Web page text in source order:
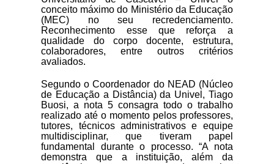
Consulta Pública de Diplomas
Biblioteca Univel
conceito máximo do Ministério da Educação
(MEC) no seu recredenciamento.
Reconhecimento esse que reforça a
qualidade do corpo docente, estrutura,
colaboradores, entre outros critérios
avaliados.
Segundo o Coordenador do NEAD (Núcleo
de Educação a Distância) da Univel, Tiago
Buosi, a nota 5 consagra todo o trabalho
realizado até o momento pelos professores,
tutores, técnicos administrativos e equipe
multidisciplinar, que tiveram papel
fundamental durante o processo. “A nota
demonstra que a instituição, além da